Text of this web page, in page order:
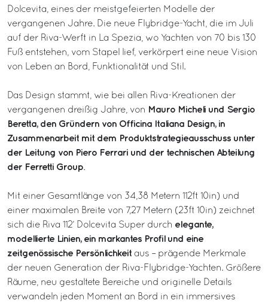
Dolcevita, eines der meistgefeierten Modelle der
vergangenen Jahre. Die neue Flybridge-Yacht, die im Juli
auf der Riva-Werft in La Spezia, wo Yachten von 70 bis 130
Fuß entstehen, vom Stapel lief, verkörpert eine neue Vision
von Leben an Bord, Funktionalität und Stil.
Das Design stammt, wie bei allen Riva-Kreationen der
vergangenen dreißig Jahre, von Mauro Micheli und Sergio
Beretta, den Gründern von Officina Italiana Design, in
Zusammenarbeit mit dem Produktstrategieausschuss unter
der Leitung von Piero Ferrari und der technischen Abteilung
der Ferretti Group.
Mit einer Gesamtlänge von 34,38 Metern 112ft 10in) und
einer maximalen Breite von 7,27 Metern (23ft 10in) zeichnet
sich die Riva 112’ Dolcevita Super durch elegante,
modellierte Linien, ein markantes Profil und eine
zeitgenössische Persönlichkeit aus – prägende Merkmale
der neuen Generation der Riva-Flybridge-Yachten. Größere
Räume, neu gestaltete Bereiche und originelle Details
verwandeln jeden Moment an Bord in ein immersives